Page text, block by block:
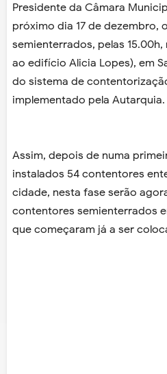
Presidente da Câmara
próximo dia 17 de dezembro,
semienterrados, pelas 15.00h,
ao edifício Alicia Lopes), em
do sistema de
implementado pela Autarquia.
Assim, depois de numa
instalados 54 contentores
cidade, nesta fase serão
contentores semienterrados
que começaram já a ser